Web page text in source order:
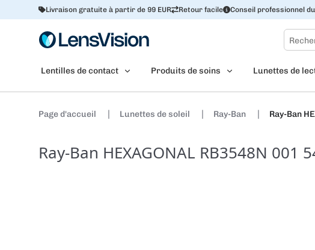
Livraison gratuite à partir de 99 EUR Retour facile Conseil professionnel
Lentilles de contact Produits de soins Lunettes de
Page d'accueil Lunettes de soleil Ray-Ban Ray-Ban
Ray-Ban HEXAGONAL RB3548N 001